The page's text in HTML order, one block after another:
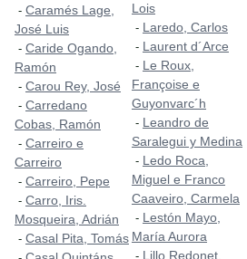
- Caramés Lage,
José Luis
- Caride Ogando,
Ramón
- Carou Rey, José
- Carredano
Cobas, Ramón
- Carreiro e
Carreiro
- Carreiro, Pepe
- Carro, Iris.
Mosqueira, Adrián
- Casal Pita, Tomás
Lois
- Laredo, Carlos
- Laurent d´Arce
- Le Roux,
Françoise e
Guyonvarc´h
- Leandro de
Saralegui y Medina
- Ledo Roca,
Miguel e Franco
Caaveiro, Carmela
- Lestón Mayo,
María Aurora
- Lillo Redonet,